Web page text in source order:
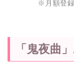
※月額登
「鬼夜曲